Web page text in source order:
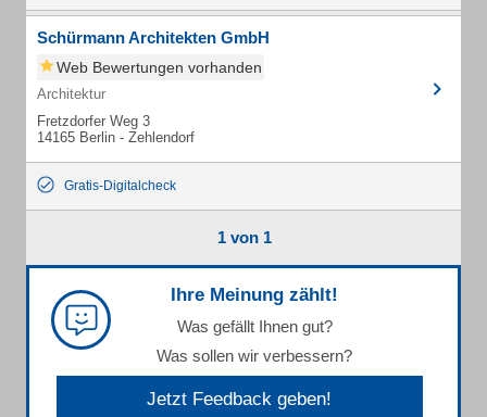
Schürmann Architekten GmbH
Web Bewertungen vorhanden
Architektur
Fretzdorfer Weg 3
14165 Berlin - Zehlendorf
Gratis-Digitalcheck
1 von 1
Ihre Meinung zählt!
Was gefällt Ihnen gut?
Was sollen wir verbessern?
Jetzt Feedback geben!